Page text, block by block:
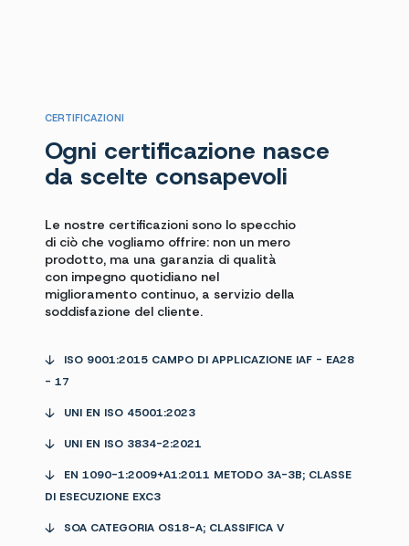
CERTIFICAZIONI
Ogni certificazione nasce
da scelte consapevoli
Le nostre certificazioni sono lo specchio
di ciò che vogliamo offrire: non un mero
prodotto, ma una garanzia di qualità
con impegno quotidiano nel
miglioramento continuo, a servizio della
soddisfazione del cliente.
ISO 9001:2015 CAMPO DI APPLICAZIONE IAF - EA28
- 17
UNI EN ISO 45001:2023
UNI EN ISO 3834-2:2021
EN 1090-1:2009+A1:2011 METODO 3A-3B; CLASSE
DI ESECUZIONE EXC3
SOA CATEGORIA OS18-A; CLASSIFICA V